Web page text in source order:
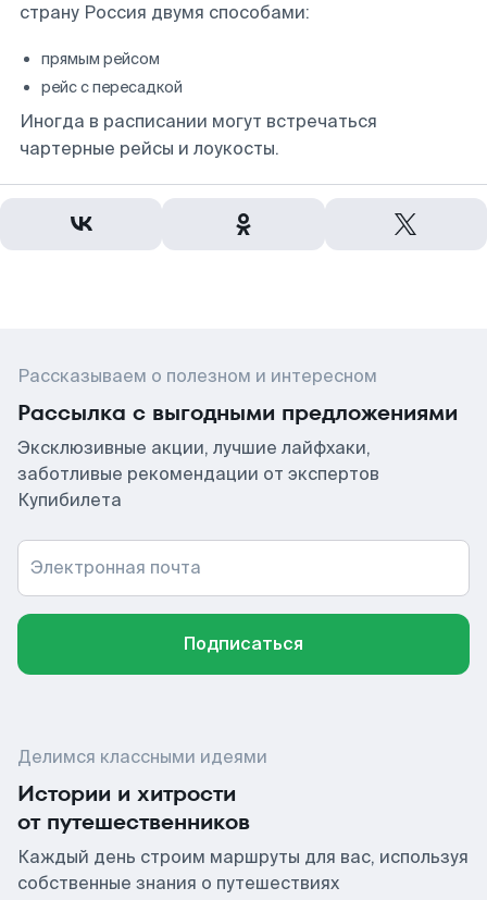
страну Россия двумя способами:
прямым рейсом
рейс с пересадкой
Иногда в расписании могут встречаться
чартерные рейсы и лоукосты.
Рассказываем о полезном и интересном
Рассылка с выгодными предложениями
Эксклюзивные акции, лучшие лайфхаки,
заботливые рекомендации от экспертов
Купибилета
Электронная почта
Подписаться
Делимся классными идеями
Истории и хитрости
от путешественников
Каждый день строим маршруты для вас, используя
собственные знания о путешествиях